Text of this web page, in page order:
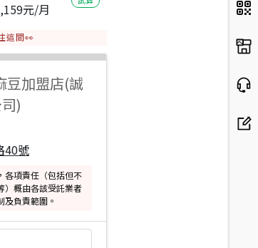
元/月
這間👀
豆加盟店(誠
)
40號
各項責任（包括但不
）概由各該受託業者
及負責範圍。